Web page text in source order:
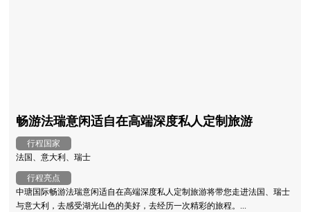
畅游法瑞意闲适自在高端深度私人定制旅游
行程国家
法国、意大利、瑞士
行程亮点
中瑭国际畅游法瑞意闲适自在高端深度私人定制旅游将带您走进法国、瑞士
与意大利，去感受湖光山色的美好，去经历一次精彩的旅程。...